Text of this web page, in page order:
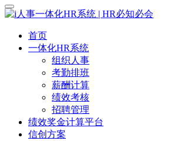
首页
一体化HR系统
组织人事
考勤排班
薪酬计算
绩效考核
招聘管理
绩效奖金计算平台
信创方案